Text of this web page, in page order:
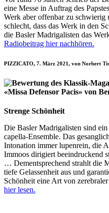
eine Messe in Auftrag des
Werk aber offenbar zu
schlecht, dass das Werk in den
die Basler Madrigalisten das
Radiobeitrag hier nachhören.
PIZZICATO, 7. März 2021, von Norbert
«Missa Defensor Pacis» von
Strenge Schönheit
Die Basler Madrigalisten sind ein
capella-Ensemble. Das
Intonation immer lupenrein, die
Immoos dirigiert beeindruckend
… Dementsprechend strahlt die
tiefe Gelassenheit aus und
Schönheit eine Art von
hier lesen.